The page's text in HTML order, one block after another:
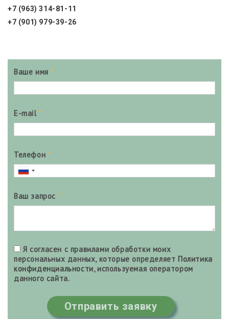
+7 (963) 314-81-11
+7 (901) 979-39-26
Ваше имя *
E-mail *
Телефон *
Ваш запрос *
Я согласен с правилами обработки моих
персональных данных, которые определяет Политика
конфиденциальности, используемая оператором
данного сайта.
Отправить заявку